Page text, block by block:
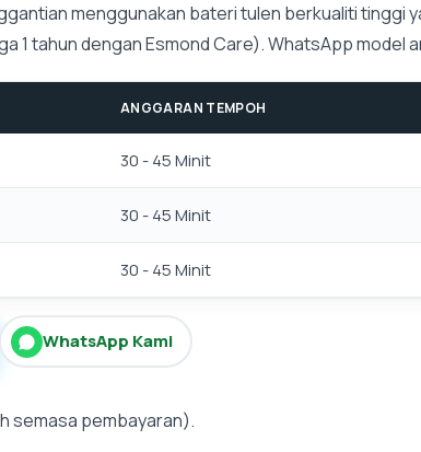
menggunakan bateri tulen berkualiti tinggi
1 tahun dengan Esmond Care). WhatsApp model
ANGGARAN TEMPOH
30 - 45 Minit
30 - 45 Minit
30 - 45 Minit
WhatsApp Kami
semasa pembayaran).